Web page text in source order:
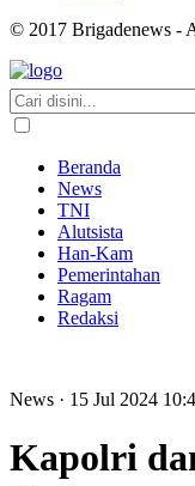
© 2017 Brigadenews -
Beranda
News
TNI
Alutsista
Han-Kam
Pemerintahan
Ragam
Redaksi
News · 15 Jul 2024
Kapolri